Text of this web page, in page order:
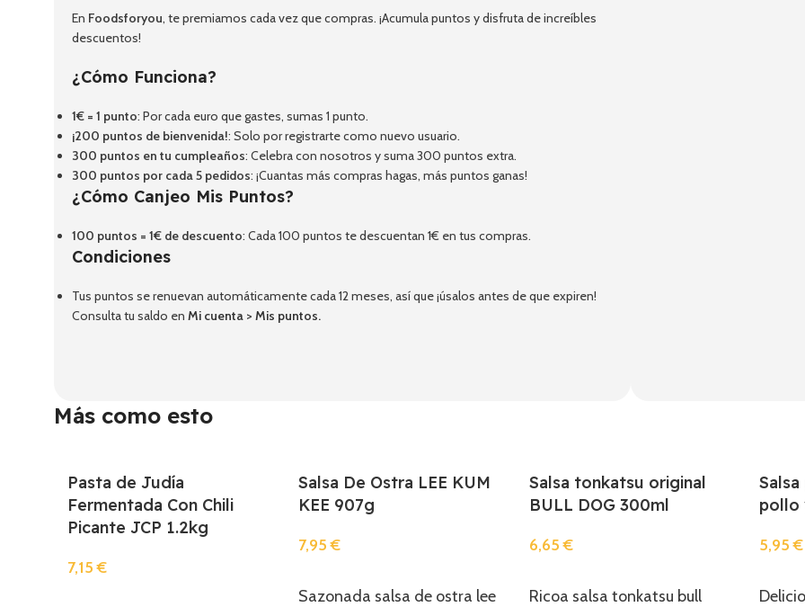
En Foodsforyou, te premiamos cada vez que compras. ¡Acumula puntos y disfruta de increíbles
descuentos!
¿Cómo Funciona?
1€ = 1 punto: Por cada euro que gastes, sumas 1 punto.
¡200 puntos de bienvenida!: Solo por registrarte como nuevo usuario.
300 puntos en tu cumpleaños: Celebra con nosotros y suma 300 puntos extra.
300 puntos por cada 5 pedidos: ¡Cuantas más compras hagas, más puntos ganas!
¿Cómo Canjeo Mis Puntos?
100 puntos = 1€ de descuento: Cada 100 puntos te descuentan 1€ en tus compras.
Condiciones
Tus puntos se renuevan automáticamente cada 12 meses, así que ¡úsalos antes de que expiren!
Consulta tu saldo en Mi cuenta > Mis puntos.
Más como esto
Pasta de Judía
Fermentada Con Chili
Picante JCP 1.2kg
7,15€
Salsa De Ostra LEE KUM
KEE 907g
7,95€
Sazonada salsa de ostra lee
Salsa tonkatsu original
BULL DOG 300ml
6,65€
Ricoa salsa tonkatsu bull
pollo
5,95€